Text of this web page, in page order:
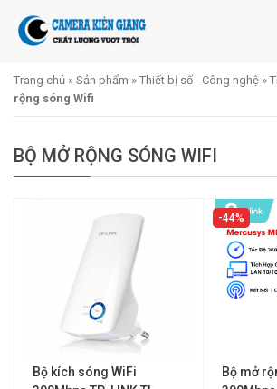
Trang chủ » Sản phẩm » Thiết bị số - Công nghệ »
rộng sóng Wifi
BỘ MỞ RỘNG SÓNG WIFI
Bộ kích sóng WiFi
44%
Bộ mở